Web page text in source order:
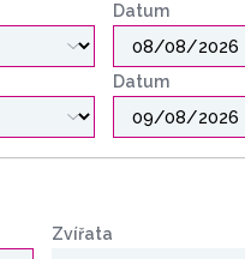
Datum
Datum
Zvířata